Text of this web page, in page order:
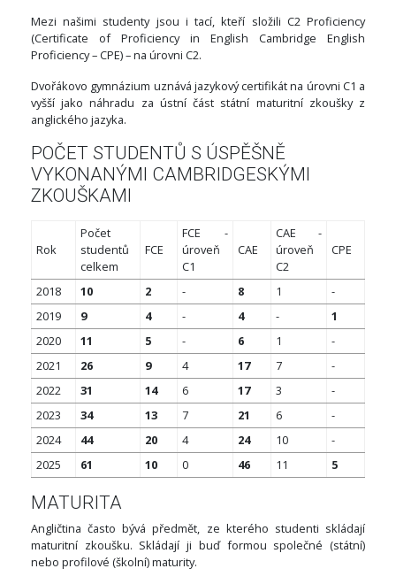
Mezi našimi studenty jsou i tací, kteří složili C2 Proficiency
(Certificate of Proficiency in English Cambridge English
Proficiency – CPE) – na úrovni C2.
Dvořákovo gymnázium uznává jazykový certifikát na úrovni C1 a
vyšší jako náhradu za ústní část státní maturitní zkoušky z
anglického jazyka.
POČET STUDENTŮ S ÚSPĚŠNĚ
VYKONANÝMI CAMBRIDGESKÝMI
ZKOUŠKAMI
Rok
Počet
studentů
celkem
FCE
FCE -
úroveň
C1
CAE
CAE -
úroveň
C2
CPE
2018 10 2 - 8 1
-
2019
9 4 - 4 -
1
2020
11 5 - 6 1
-
2021
26 9 4 17 7
-
2022
31 14 6 17 3
-
2023
34 13 7 21 6
-
2024
44 20 4 24 10
-
2025
61 10 0 46 11 5
MATURITA
Angličtina často bývá předmět, ze kterého studenti skládají
maturitní zkoušku. Skládají ji buď formou společné (státní)
nebo profilové (školní) maturity.